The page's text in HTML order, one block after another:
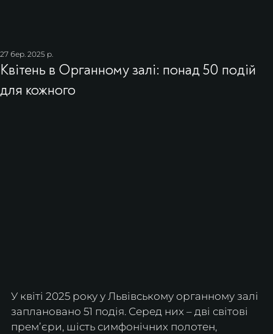
Квітень в Органному залі: понад 50 подій
для кожного
27 бер. 2025 р.
У квіті 2025 року у Львівському органному залі
заплановано 51 подія. Серед них – дві світові
премʼєри, шість симфонічних полотен,